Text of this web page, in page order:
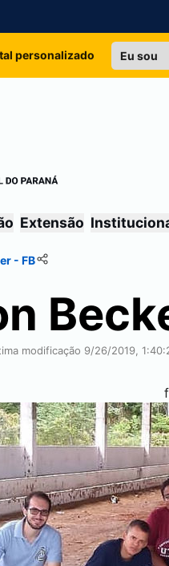
personalizado
Extensão
- FB
modificação 9/26/2019,